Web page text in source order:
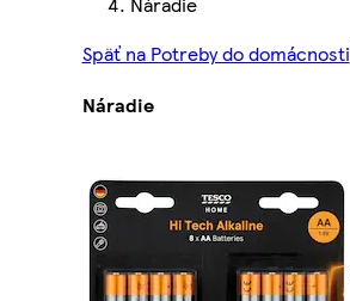
Späť na Potreby do domácnosti
Náradie